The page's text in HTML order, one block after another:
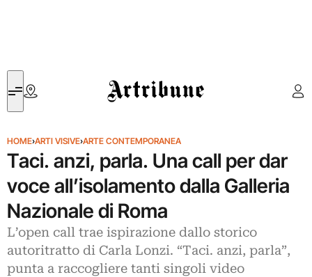
Artribune
HOME›ARTI VISIVE›ARTE CONTEMPORANEA
Taci. anzi, parla. Una call per dar
voce all’isolamento dalla Galleria
Nazionale di Roma
L’open call trae ispirazione dallo storico
autoritratto di Carla Lonzi. “Taci. anzi, parla”,
punta a raccogliere tanti singoli video